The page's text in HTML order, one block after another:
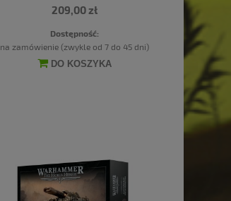
209,00 zł
Dostępność:
na zamówienie (zwykle od 7 do 45 dni)
DO KOSZYKA